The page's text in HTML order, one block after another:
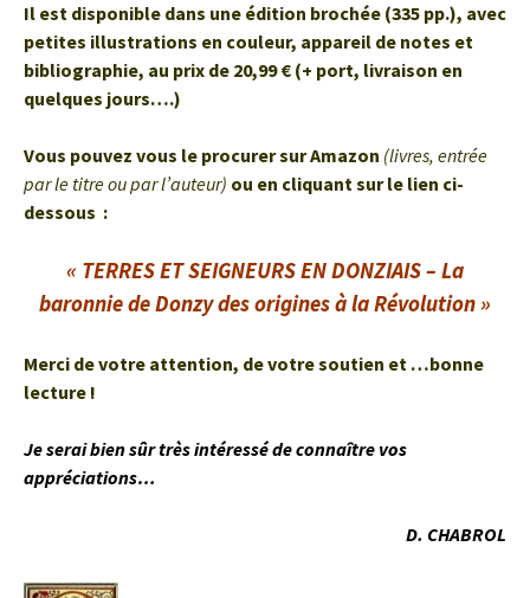
Il est disponible dans une édition brochée (335 pp.), avec
petites illustrations en couleur, appareil de notes et
bibliographie, au prix de 20,99 € (+ port, livraison en
quelques jours….)
Vous pouvez vous le procurer sur Amazon (livres, entrée
par le titre ou par l’auteur) ou en cliquant sur le lien ci-
dessous :
« TERRES ET SEIGNEURS EN DONZIAIS – La
baronnie de Donzy des origines à la Révolution »
Merci de votre attention, de votre soutien et …bonne
lecture !
Je serai bien sûr très intéressé de connaître vos
appréciations…
D. CHABROL